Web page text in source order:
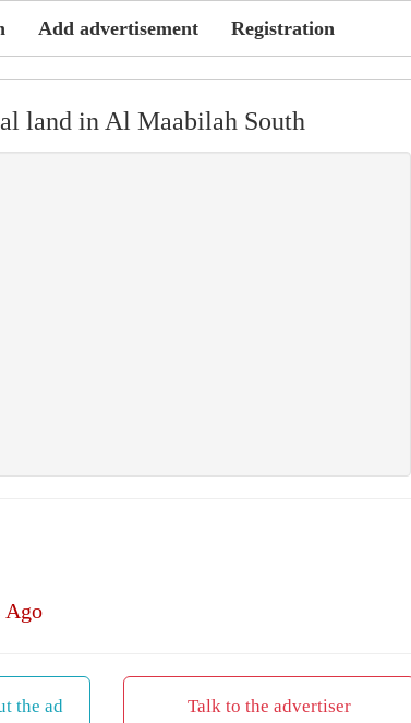
Add advertisement Registration
land in Al Maabilah South
Ago
the ad Talk to the advertiser